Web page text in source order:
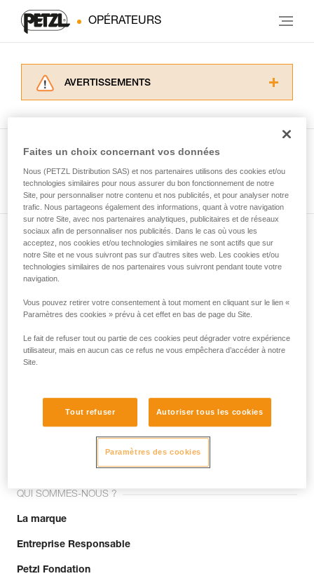
OPÉRATEURS
AVERTISSEMENTS
informations de la notice technique pour
d’informations.
Maîtriser ces techniques nécessite une
formation et un entraînement spécifique. Validez
avec un professionnel votre capacité à refaire
la manipulation, seul, en toute sécurité, avant
de la reproduire en autonomie.
Nous donnons des exemples de techniques
Voir tous les conseils
Abonnez-vous à la newsletter
et restez connecté à notre actualité
Email *
Rejoignez la communauté !
QUI SOMMES-NOUS ?
La marque
Entreprise Responsable
Petzl Fondation
Faites un choix concernant vos données
Nous (PETZL Distribution SAS) et nos partenaires utilisons des cookies et/ou
technologies similaires pour nous assurer du bon fonctionnement de notre
Site, pour personnaliser notre contenu et nos publicités, et pour analyser notre
trafic. Nous partageons également des informations, quant à votre navigation
sur notre Site, avec nos partenaires analytiques, publicitaires et de réseaux
sociaux afin de personnaliser nos publicités. Dans le cas où vous les
acceptez, nos cookies et/ou technologies similaires ne sont actifs que sur
notre Site et ne vous suivront pas sur d’autres sites web. Les cookies et/ou
technologies similaires de nos partenaires vous suivront pendant toute votre
navigation.
Vous pouvez retirer votre consentement à tout moment en cliquant sur le lien «
Paramètres des cookies » prévu à cet effet en bas de page du Site.
Le fait de refuser tout ou partie de ces cookies peut dégrader votre expérience
utilisateur, mais en aucun cas ce refus ne vous empêchera d’accéder à notre
Site.
Tout refuser Autoriser tous les cookies
Paramètres des cookies